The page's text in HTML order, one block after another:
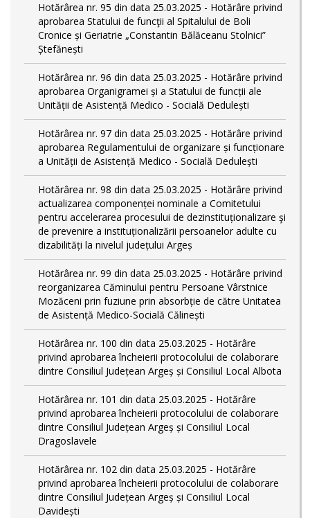
Hotărârea nr. 95 din data 25.03.2025 - Hotărâre privind
aprobarea Statului de funcţii al Spitalului de Boli
Cronice și Geriatrie „Constantin Bălăceanu Stolnici”
Ștefănești
Hotărârea nr. 96 din data 25.03.2025 - Hotărâre privind
aprobarea Organigramei și a Statului de funcții ale
Unității de Asistență Medico - Socială Dedulești
Hotărârea nr. 97 din data 25.03.2025 - Hotărâre privind
aprobarea Regulamentului de organizare și funcționare
a Unității de Asistență Medico - Socială Dedulești
Hotărârea nr. 98 din data 25.03.2025 - Hotărâre privind
actualizarea componenței nominale a Comitetului
pentru accelerarea procesului de dezinstituționalizare şi
de prevenire a instituționalizării persoanelor adulte cu
dizabilități la nivelul județului Argeș
Hotărârea nr. 99 din data 25.03.2025 - Hotărâre privind
reorganizarea Căminului pentru Persoane Vârstnice
Mozăceni prin fuziune prin absorbție de către Unitatea
de Asistență Medico-Socială Călinești
Hotărârea nr. 100 din data 25.03.2025 - Hotărâre
privind aprobarea încheierii protocolului de colaborare
dintre Consiliul Județean Argeș și Consiliul Local Albota
Hotărârea nr. 101 din data 25.03.2025 - Hotărâre
privind aprobarea încheierii protocolului de colaborare
dintre Consiliul Județean Argeș și Consiliul Local
Dragoslavele
Hotărârea nr. 102 din data 25.03.2025 - Hotărâre
privind aprobarea încheierii protocolului de colaborare
dintre Consiliul Județean Argeș și Consiliul Local
Davidești